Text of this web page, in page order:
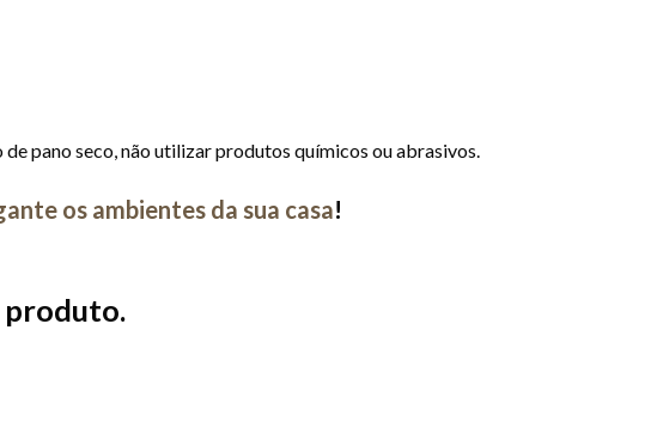
pano seco, não utilizar produtos químicos ou abrasivos.
os ambientes da sua casa!
produto.